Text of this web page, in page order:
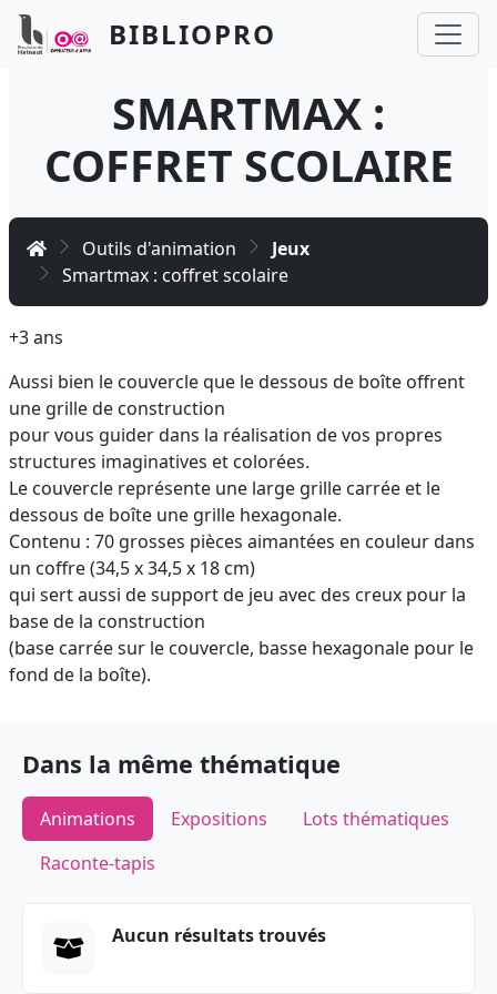
Panneau de gestion des cookies
Aller au contenu principal
BIBLIOPRO
SMARTMAX :
COFFRET SCOLAIRE
AccueilOutils d'animation
Jeux
Smartmax : coffret scolaire
+3 ans
Aussi bien le couvercle que le dessous de boîte offrent
une grille de construction
pour vous guider dans la réalisation de vos propres
structures imaginatives et colorées.
Le couvercle représente une large grille carrée et le
dessous de boîte une grille hexagonale.
Contenu : 70 grosses pièces aimantées en couleur dans
un coffre (34,5 x 34,5 x 18 cm)
qui sert aussi de support de jeu avec des creux pour la
base de la construction
(base carrée sur le couvercle, basse hexagonale pour le
fond de la boîte).
Dans la même thématique
Animations Expositions
Lots thématiques
Raconte-tapis
Aucun résultats trouvés